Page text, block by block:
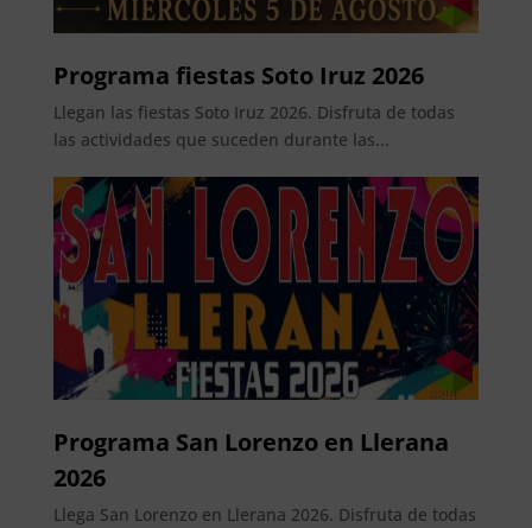
Programa fiestas Soto Iruz 2026
Llegan las fiestas Soto Iruz 2026. Disfruta de todas
las actividades que suceden durante las...
Programa San Lorenzo en Llerana
2026
Llega San Lorenzo en Llerana 2026. Disfruta de todas